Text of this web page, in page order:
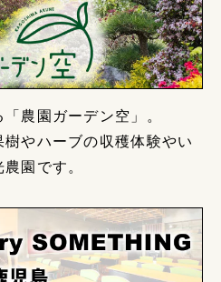
農園ガーデン空」。
やハーブの収穫体験やい
園です。